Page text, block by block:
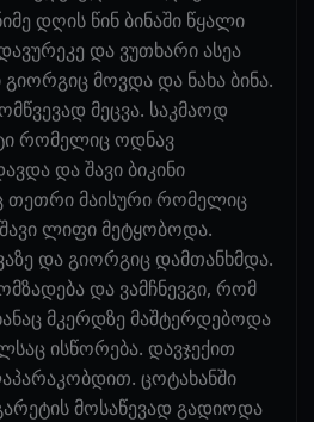
დღის წინ ბინაში წყალი
და ვუთხარი ასეა
მოვდა და ნახა ბინა.
მეცვა. საკმაოდ
რომელიც ოდნავ
და შავი ბიკინი
თეთრი მაისური რომელიც
ლიფი მეტყობოდა.
და გიორგიც დამთანხმდა.
და ვამჩნევგი, რომ
მკერდზე მაშტერდებოდა
ისწორება. დავჯექით
ცოტახანში
მოსაწევად გადიოდა